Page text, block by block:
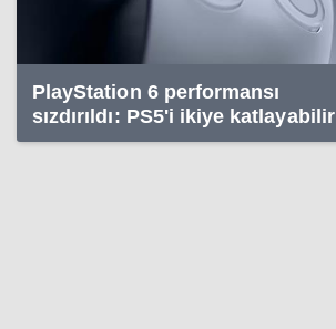
PlayStation 6 performansı
sızdırıldı: PS5'i ikiye katlayabilir